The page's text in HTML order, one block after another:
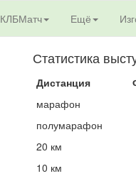
КЛБМатч Ещё
Статистика
Дистанция
марафон
полумарафон
20 км
10 км